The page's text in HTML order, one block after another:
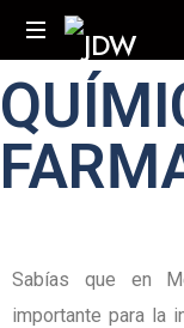
Sabías que en
importante para la